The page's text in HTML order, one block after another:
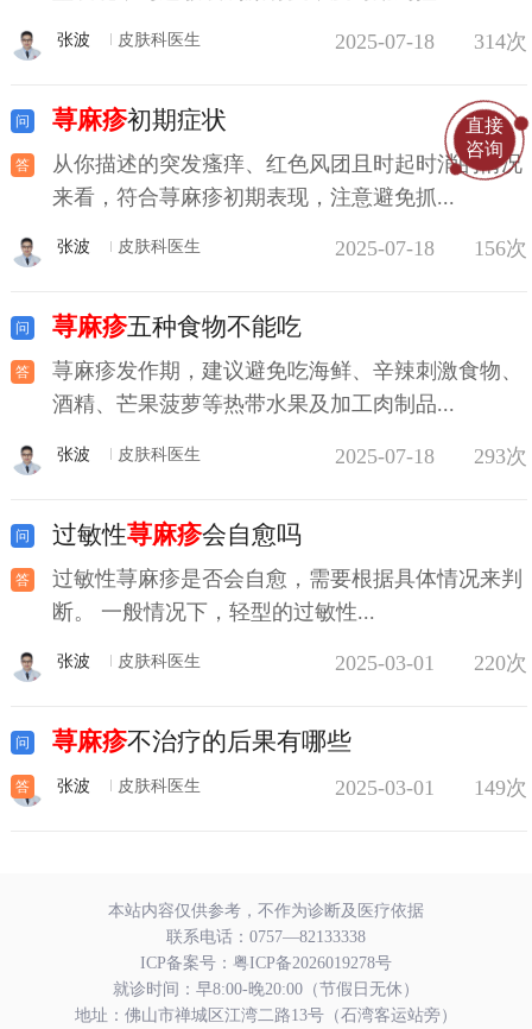
张波 皮肤科医生 2025-07-18 314次
荨麻疹初期症状
从你描述的突发瘙痒、红色风团且时起时消的情况
来看，符合荨麻疹初期表现，注意避免抓...
张波 皮肤科医生 2025-07-18 156次
荨麻疹五种食物不能吃
荨麻疹发作期，建议避免吃海鲜、辛辣刺激食物、
酒精、芒果菠萝等热带水果及加工肉制品...
张波 皮肤科医生 2025-07-18 293次
过敏性荨麻疹会自愈吗
过敏性荨麻疹是否会自愈，需要根据具体情况来判
断。 一般情况下，轻型的过敏性...
张波 皮肤科医生 2025-03-01 220次
荨麻疹不治疗的后果有哪些
张波 皮肤科医生 2025-03-01 149次
本站内容仅供参考，不作为诊断及医疗依据
联系电话： 0757—82133338
ICP备案号： 粤ICP备2026019278号
就诊时间：早8:00-晚20:00（节假日无休）
地址：佛山市禅城区江湾二路13号（石湾客运站旁）
直接
咨询